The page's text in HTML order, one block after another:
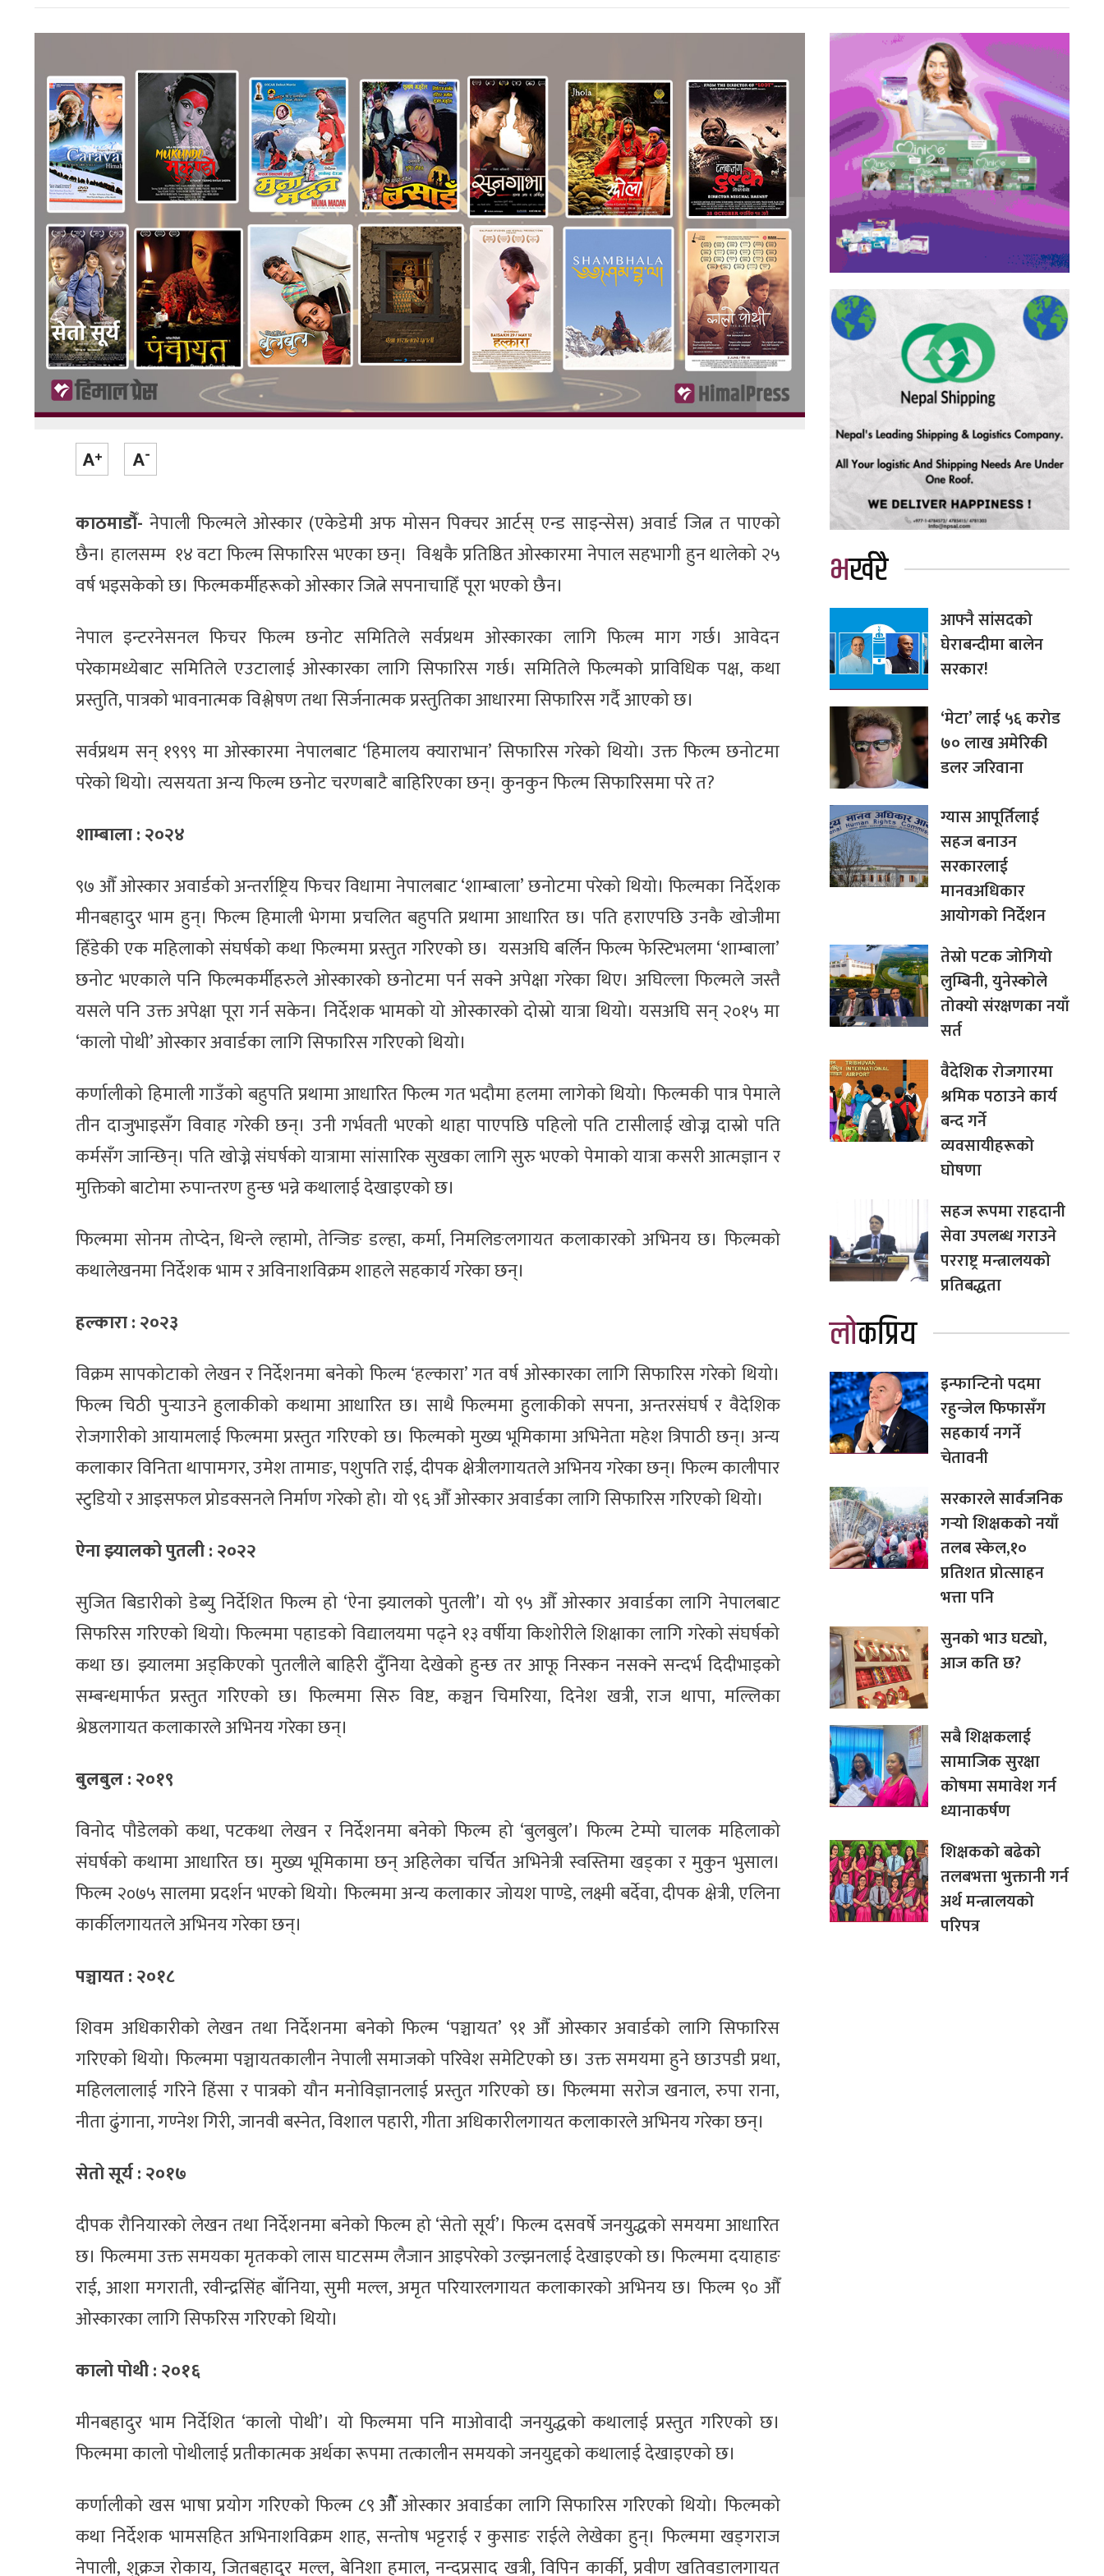
काठमाडौँ- नेपाली फिल्मले ओस्कार (एकेडेमी अफ मोसन पिक्चर आर्टस् एन्ड साइन्सेस) अवार्ड जित्न त पाएको
छैन। हालसम्म १४ वटा फिल्म सिफारिस भएका छन्। विश्वकै प्रतिष्ठित ओस्कारमा नेपाल सहभागी हुन थालेको २५
वर्ष भइसकेको छ। फिल्मकर्मीहरूको ओस्कार जित्ने सपनाचाहिँ पूरा भएको छैन।
नेपाल इन्टरनेसनल फिचर फिल्म छनोट समितिले सर्वप्रथम ओस्कारका लागि फिल्म माग गर्छ। आवेदन
परेकामध्येबाट समितिले एउटालाई ओस्कारका लागि सिफारिस गर्छ। समितिले फिल्मको प्राविधिक पक्ष, कथा
प्रस्तुति, पात्रको भावनात्मक विश्लेषण तथा सिर्जनात्मक प्रस्तुतिका आधारमा सिफारिस गर्दै आएको छ।
सर्वप्रथम सन् १९९९ मा ओस्कारमा नेपालबाट ‘हिमालय क्याराभान’ सिफारिस गरेको थियो। उक्त फिल्म छनोटमा
परेको थियो। त्यसयता अन्य फिल्म छनोट चरणबाटै बाहिरिएका छन्। कुनकुन फिल्म सिफारिसमा परे त?
शाम्बाला : २०२४
९७ औँ ओस्कार अवार्डको अन्तर्राष्ट्रिय फिचर विधामा नेपालबाट ‘शाम्बाला’ छनोटमा परेको थियो। फिल्मका निर्देशक
मीनबहादुर भाम हुन्। फिल्म हिमाली भेगमा प्रचलित बहुपति प्रथामा आधारित छ। पति हराएपछि उनकै खोजीमा
हिँडेकी एक महिलाको संघर्षको कथा फिल्ममा प्रस्तुत गरिएको छ। यसअघि बर्लिन फिल्म फेस्टिभलमा ‘शाम्बाला’
छनोट भएकाले पनि फिल्मकर्मीहरुले ओस्कारको छनोटमा पर्न सक्ने अपेक्षा गरेका थिए। अघिल्ला फिल्मले जस्तै
यसले पनि उक्त अपेक्षा पूरा गर्न सकेन। निर्देशक भामको यो ओस्कारको दोस्रो यात्रा थियो। यसअघि सन् २०१५ मा
‘कालो पोथी’ ओस्कार अवार्डका लागि सिफारिस गरिएको थियो।
कर्णालीको हिमाली गाउँको बहुपति प्रथामा आधारित फिल्म गत भदौमा हलमा लागेको थियो। फिल्मकी पात्र पेमाले
तीन दाजुभाइसँग विवाह गरेकी छन्। उनी गर्भवती भएको थाहा पाएपछि पहिलो पति टासीलाई खोज्न दास्रो पति
कर्मसँग जान्छिन्। पति खोज्ने संघर्षको यात्रामा सांसारिक सुखका लागि सुरु भएको पेमाको यात्रा कसरी आत्मज्ञान र
मुक्तिको बाटोमा रुपान्तरण हुन्छ भन्ने कथालाई देखाइएको छ।
फिल्ममा सोनम तोप्देन, थिन्ले ल्हामो, तेन्जिङ डल्हा, कर्मा, निमलिङलगायत कलाकारको अभिनय छ। फिल्मको
कथालेखनमा निर्देशक भाम र अविनाशविक्रम शाहले सहकार्य गरेका छन्।
हल्कारा : २०२३
विक्रम सापकोटाको लेखन र निर्देशनमा बनेको फिल्म ‘हल्कारा’ गत वर्ष ओस्कारका लागि सिफारिस गरेको थियो।
फिल्म चिठी पुर्‍याउने हुलाकीको कथामा आधारित छ। साथै फिल्ममा हुलाकीको सपना, अन्तरसंघर्ष र वैदेशिक
रोजगारीको आयामलाई फिल्ममा प्रस्तुत गरिएको छ। फिल्मको मुख्य भूमिकामा अभिनेता महेश त्रिपाठी छन्। अन्य
कलाकार विनिता थापामगर, उमेश तामाङ, पशुपति राई, दीपक क्षेत्रीलगायतले अभिनय गरेका छन्। फिल्म कालीपार
स्टुडियो र आइसफल प्रोडक्सनले निर्माण गरेको हो। यो ९६ औँ ओस्कार अवार्डका लागि सिफारिस गरिएको थियो।
ऐना झ्यालको पुतली : २०२२
सुजित बिडारीको डेब्यु निर्देशित फिल्म हो ‘ऐना झ्यालको पुतली’। यो ९५ औँ ओस्कार अवार्डका लागि नेपालबाट
सिफरिस गरिएको थियो। फिल्ममा पहाडको विद्यालयमा पढ्ने १३ वर्षीया किशोरीले शिक्षाका लागि गरेको संघर्षको
कथा छ। झ्यालमा अड्किएको पुतलीले बाहिरी दुँनिया देखेको हुन्छ तर आफू निस्कन नसक्ने सन्दर्भ दिदीभाइको
सम्बन्धमार्फत प्रस्तुत गरिएको छ। फिल्ममा सिरु विष्ट, कञ्चन चिमरिया, दिनेश खत्री, राज थापा, मल्लिका
श्रेष्ठलगायत कलाकारले अभिनय गरेका छन्।
बुलबुल : २०१९
विनोद पौडेलको कथा, पटकथा लेखन र निर्देशनमा बनेको फिल्म हो ‘बुलबुल’। फिल्म टेम्पो चालक महिलाको
संघर्षको कथामा आधारित छ। मुख्य भूमिकामा छन् अहिलेका चर्चित अभिनेत्री स्वस्तिमा खड्का र मुकुन भुसाल।
फिल्म २०७५ सालमा प्रदर्शन भएको थियो। फिल्ममा अन्य कलाकार जोयश पाण्डे, लक्ष्मी बर्देवा, दीपक क्षेत्री, एलिना
कार्कीलगायतले अभिनय गरेका छन्।
पञ्चायत : २०१८
शिवम अधिकारीको लेखन तथा निर्देशनमा बनेको फिल्म ‘पञ्चायत’ ९१ औँ ओस्कार अवार्डको लागि सिफारिस
गरिएको थियो। फिल्ममा पञ्चायतकालीन नेपाली समाजको परिवेश समेटिएको छ। उक्त समयमा हुने छाउपडी प्रथा,
महिललालाई गरिने हिंसा र पात्रको यौन मनोविज्ञानलाई प्रस्तुत गरिएको छ। फिल्ममा सरोज खनाल, रुपा राना,
नीता ढुंगाना, गण्नेश गिरी, जानवी बस्नेत, विशाल पहारी, गीता अधिकारीलगायत कलाकारले अभिनय गरेका छन्।
सेतो सूर्य : २०१७
दीपक रौनियारको लेखन तथा निर्देशनमा बनेको फिल्म हो ‘सेतो सूर्य’। फिल्म दसवर्षे जनयुद्धको समयमा आधारित
छ। फिल्ममा उक्त समयका मृतकको लास घाटसम्म लैजान आइपरेको उल्झनलाई देखाइएको छ। फिल्ममा दयाहाङ
राई, आशा मगराती, रवीन्द्रसिंह बाँनिया, सुमी मल्ल, अमृत परियारलगायत कलाकारको अभिनय छ। फिल्म ९० औँ
ओस्कारका लागि सिफरिस गरिएको थियो।
कालो पोथी : २०१६
मीनबहादुर भाम निर्देशित ‘कालो पोथी’। यो फिल्ममा पनि माओवादी जनयुद्धको कथालाई प्रस्तुत गरिएको छ।
फिल्ममा कालो पोथीलाई प्रतीकात्मक अर्थका रूपमा तत्कालीन समयको जनयुद्दको कथालाई देखाइएको छ।
कर्णालीको खस भाषा प्रयोग गरिएको फिल्म ८९ औैँ ओस्कार अवार्डका लागि सिफारिस गरिएको थियो। फिल्मको
कथा निर्देशक भामसहित अभिनाशविक्रम शाह, सन्तोष भट्टराई र कुसाङ राईले लेखेका हुन्। फिल्ममा खड्गराज
नेपाली, शुक्रज रोकाय, जितबहादुर मल्ल, बेनिशा हमाल, नन्दप्रसाद खत्री, विपिन कार्की, प्रवीण खतिवडालगायत
भर्खरै
आफ्नै सांसदको
घेराबन्दीमा बालेन
सरकार!
‘मेटा’ लाई ५६ करोड
७० लाख अमेरिकी
डलर जरिवाना
ग्यास आपूर्तिलाई
सहज बनाउन
सरकारलाई
मानवअधिकार
आयोगको निर्देशन
तेस्रो पटक जोगियो
लुम्बिनी, युनेस्कोले
तोक्यो संरक्षणका नयाँ
सर्त
वैदेशिक रोजगारमा
श्रमिक पठाउने कार्य
बन्द गर्ने
व्यवसायीहरूको
घोषणा
सहज रूपमा राहदानी
सेवा उपलब्ध गराउने
परराष्ट्र मन्त्रालयको
प्रतिबद्धता
लोकप्रिय
इन्फान्टिनो पदमा
रहुन्जेल फिफासँग
सहकार्य नगर्ने
चेतावनी
सरकारले सार्वजनिक
गर्‍यो शिक्षकको नयाँ
तलब स्केल,१०
प्रतिशत प्रोत्साहन
भत्ता पनि
सुनको भाउ घट्यो,
आज कति छ?
सबै शिक्षकलाई
सामाजिक सुरक्षा
कोषमा समावेश गर्न
ध्यानाकर्षण
शिक्षकको बढेको
तलबभत्ता भुक्तानी गर्न
अर्थ मन्त्रालयको
परिपत्र